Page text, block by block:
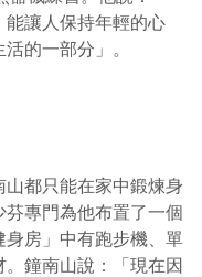
能讓人保持年輕的心
的一部分」。
都只能在家中鍛煉身
專門為他布置了一個
身房」中有跑步機、單
鐘南山說：「現在因